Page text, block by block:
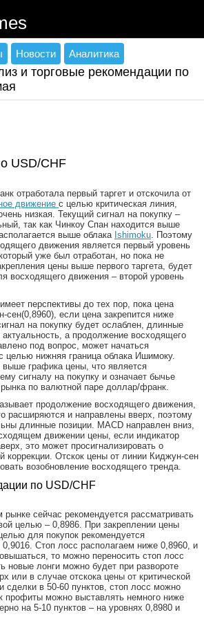
Новости Аналитика
и торговые рекомендации по
USD/CHF
отработала первый таргет и отскочила от
движение с целью критическая линия,
низкая. Текущий сигнал на покупку –
так как Чинкоу Спан находится выше
выше облака Ishimoku. Поэтому
движения является первый уровень
уже был отработан, но пока не
цены выше первого таргета, будет
восходящего движения – второй уровень
перспективы до тех пор, пока цена
если цена закрепится ниже
на покупку будет ослаблен, длинные
а продолжение восходящего
под вопрос, может начаться
целью нижняя граница облака Ишимоку.
выше графика цены, что является
сигналу на покупку и означает бычье
рынка по валютной паре доллар/франк.
продолжение восходящего движения,
расширяются и направлены вверх, поэтому
длинные позиции. MACD направлен вниз,
движении цены, если индикатор
это может просигнализировать о
коррекции. Отскок цены от линии Киджун-сен
возобновление восходящего тренда.
по USD/CHF
сейчас рекомендуется рассматривать
целью – 0,8986. При закреплении цены
для покупок рекомендуется
0,9016. Стоп лосс располагаем ниже 0,8960, и
то можно переносить стоп лосс
новые лонги можно будет при развороте
или в случае отскока цены от критической
сделки в 50-60 пунктов, стоп лосс можно
профиты можно выставлять немного ниже
на 5-10 пунктов – на уровнях 0,8980 и